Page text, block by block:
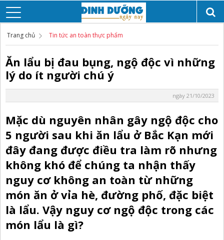
Trang chủ Tin tức an toàn thực phẩm
Ăn lẩu bị đau bụng, ngộ độc vì những
lý do ít người chú ý
ngày 21/10/2023
Mặc dù nguyên nhân gây ngộ độc cho
5 người sau khi ăn lẩu ở Bắc Kạn mới
đây đang được điều tra làm rõ nhưng
không khó để chúng ta nhận thấy
nguy cơ không an toàn từ những
món ăn ở vỉa hè, đường phố, đặc biệt
là lẩu. Vậy nguy cơ ngộ độc trong các
món lẩu là gì?